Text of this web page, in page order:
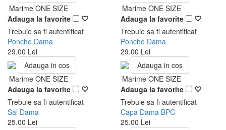
Marime ONE SIZE
Adauga la favorite
Trebuie sa fi autentificat
Poncho Dama
29.00 Lei
Marime ONE SIZE
Adauga la favorite
Trebuie sa fi autentificat
Poncho Dama
29.00 Lei
Adauga in cos
Marime ONE SIZE
Adauga la favorite
Trebuie sa fi autentificat
Sal Dama
25.00 Lei
Adauga in cos
Marime ONE SIZE
Adauga la favorite
Trebuie sa fi autentificat
Capa Dama BPC
25.00 Lei